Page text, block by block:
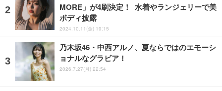
MORE」が4刷決定！ 水着やランジェリーで美
ボディ披露
2024.10.11(金) 19:15
乃木坂46・中西アルノ、夏ならではのエモーシ
ョナルなグラビア！
2026.7.27(月) 22:54